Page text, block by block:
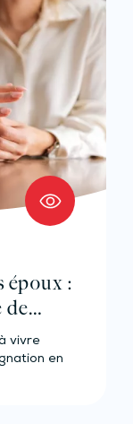
époux :
de
vivre
en